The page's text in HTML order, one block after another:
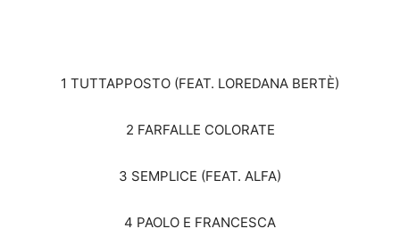
1 TUTTAPPOSTO (FEAT. LOREDANA BERTÈ)
2 FARFALLE COLORATE
3 SEMPLICE (FEAT. ALFA)
4 PAOLO E FRANCESCA